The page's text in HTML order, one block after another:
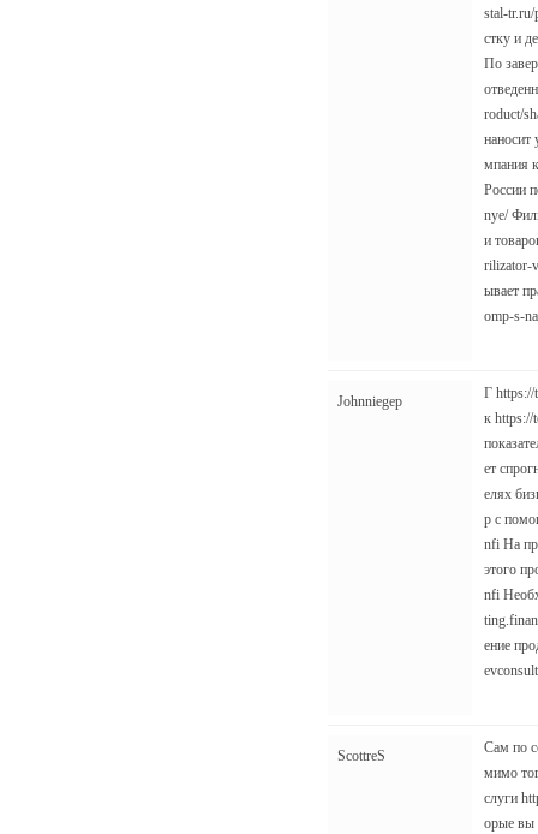
stal-tr.ru/
стку и
По
roduct/
мпания
России
nye/
и
rilizator-
ывает
omp-s-
Johnniegep
Г https://
к https://
ет
елях
р с
nfi На
этого
nfi
ение
ScottreS
Сам по
мимо
слуги
орые вы